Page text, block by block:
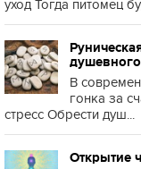
уход Тогда питомец
В
гонка за
стресс Обрести душ...
Открытие